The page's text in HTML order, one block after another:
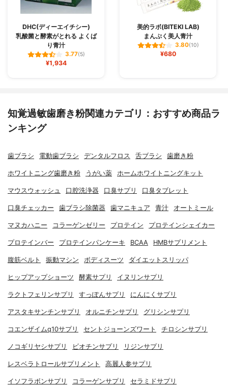
DHC(ディーエイチシー)
乳酸菌と酵素がとれる よくば
り青汁
3.77(5)
¥1,934
美的ラボ(BITEKI LAB)
まんぷく美人青汁
3.80(10)
¥680
知覚過敏歯磨き粉関連カテゴリ：おすすめ商品ラ
ンキング
歯ブラシ 電動歯ブラシ デンタルフロス 舌ブラシ 歯磨き粉
ホワイトニング歯磨き粉 うがい薬 ホームホワイトニングキット
マウスウォッシュ 口腔洗浄器 口臭サプリ 口臭タブレット
口臭チェッカー 歯ブラシ除菌器 歯マニキュア 青汁 オートミール
マヌカハニー コラーゲンゼリー プロテイン プロテインシェイカー
プロテインバー プロテインパンケーキ BCAA HMBサプリメント
腹筋ベルト 振動マシン ボディスーツ ダイエットスリッパ
ヒップアップショーツ 酵素サプリ イヌリンサプリ
ラクトフェリンサプリ すっぽんサプリ にんにくサプリ
アスタキサンチンサプリ オルニチンサプリ グリシンサプリ
コエンザイムq10サプリ セントジョーンズワート チロシンサプリ
ノコギリヤシサプリ ビオチンサプリ リジンサプリ
レスベラトロールサプリメント 高麗人参サプリ
イソフラボンサプリ コラーゲンサプリ セラミドサプリ